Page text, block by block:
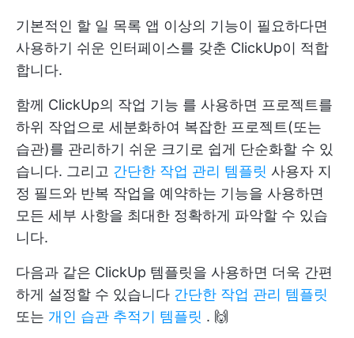
기본적인 할 일 목록 앱 이상의 기능이 필요하다면
사용하기 쉬운 인터페이스를 갖춘 ClickUp이 적합
합니다.
함께 ClickUp의 작업 기능 를 사용하면 프로젝트를
하위 작업으로 세분화하여 복잡한 프로젝트(또는
습관)를 관리하기 쉬운 크기로 쉽게 단순화할 수 있
습니다. 그리고 간단한 작업 관리 템플릿 사용자 지
정 필드와 반복 작업을 예약하는 기능을 사용하면
모든 세부 사항을 최대한 정확하게 파악할 수 있습
니다.
다음과 같은 ClickUp 템플릿을 사용하면 더욱 간편
하게 설정할 수 있습니다 간단한 작업 관리 템플릿
또는 개인 습관 추적기 템플릿 . 🙌